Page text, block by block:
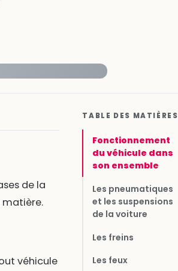
de la
matière.
véhicule
TABLE DES MATIÈRES
Fonctionnement
du véhicule dans
son ensemble
Les pneumatiques
et les suspensions
de la voiture
Les freins
Les feux